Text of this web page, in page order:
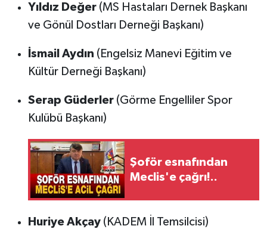
Yıldız Değer(MS Hastaları Dernek Başkanı
ve Gönül Dostları Derneği Başkanı)
İsmail Aydın (Engelsiz Manevi Eğitim ve
Kültür Derneği Başkanı)
Serap Güderler(Görme Engelliler Spor
Kulübü Başkanı)
Şoför esnafından
Meclis'e çağrı!..
Huriye Akçay(KADEM İl Temsilcisi)